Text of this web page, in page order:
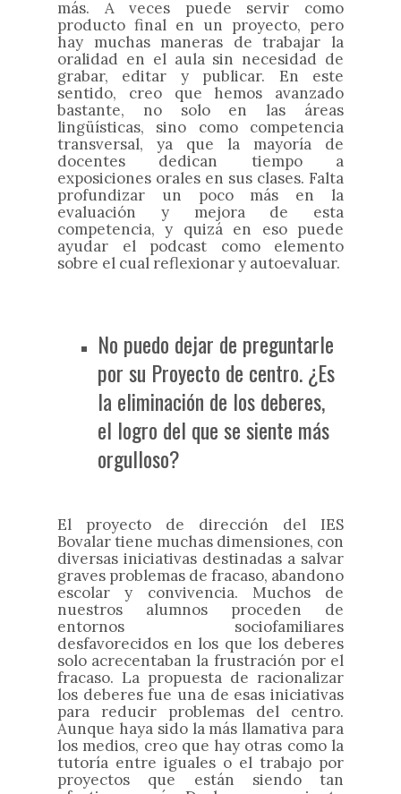
más. A veces puede servir como
producto final en un proyecto, pero
hay muchas maneras de trabajar la
oralidad en el aula sin necesidad de
grabar, editar y publicar. En este
sentido, creo que hemos avanzado
bastante, no solo en las áreas
lingüísticas, sino como competencia
transversal, ya que la mayoría de
docentes dedican tiempo a
exposiciones orales en sus clases. Falta
profundizar un poco más en la
evaluación y mejora de esta
competencia, y quizá en eso puede
ayudar el podcast como elemento
sobre el cual reflexionar y autoevaluar.
No puedo dejar de preguntarle
por su Proyecto de centro. ¿Es
la eliminación de los deberes,
el logro del que se siente más
orgulloso?
El proyecto de dirección del IES
Bovalar tiene muchas dimensiones, con
diversas iniciativas destinadas a salvar
graves problemas de fracaso, abandono
escolar y convivencia. Muchos de
nuestros alumnos proceden de
entornos sociofamiliares
desfavorecidos en los que los deberes
solo acrecentaban la frustración por el
fracaso. La propuesta de racionalizar
los deberes fue una de esas iniciativas
para reducir problemas del centro.
Aunque haya sido la más llamativa para
los medios, creo que hay otras como la
tutoría entre iguales o el trabajo por
proyectos que están siendo tan